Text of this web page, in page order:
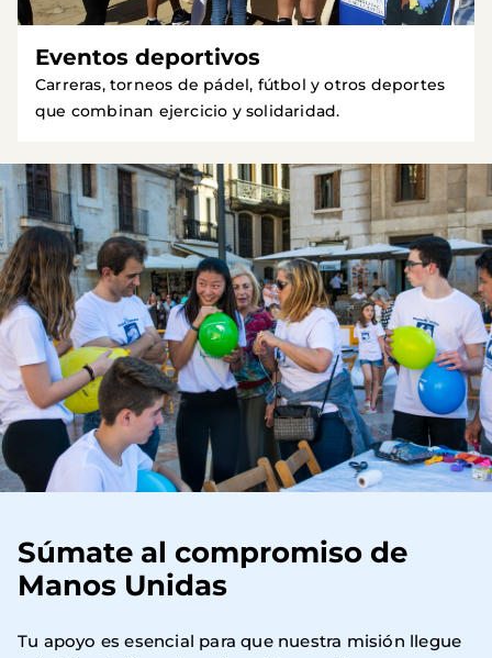
Eventos deportivos
Carreras, torneos de pádel, fútbol y otros deportes
que combinan ejercicio y solidaridad.
Imagen
Súmate al compromiso de
Manos Unidas
Tu apoyo es esencial para que nuestra misión llegue